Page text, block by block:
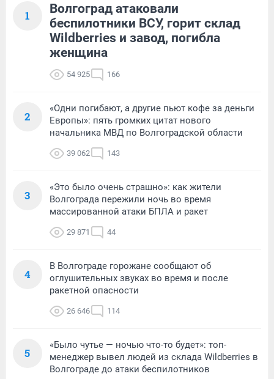
1
Волгоград атаковали
беспилотники ВСУ, горит склад
Wildberries и завод, погибла
женщина
54 925 166
2
«Одни погибают, а другие пьют кофе за деньги
Европы»: пять громких цитат нового
начальника МВД по Волгоградской области
39 062 143
3
«Это было очень страшно»: как жители
Волгограда пережили ночь во время
массированной атаки БПЛА и ракет
29 871 44
4
В Волгограде горожане сообщают об
оглушительных звуках во время и после
ракетной опасности
26 646 114
5
«Было чутье — ночью что-то будет»: топ-
менеджер вывел людей из склада Wildberries в
Волгограде до атаки беспилотников